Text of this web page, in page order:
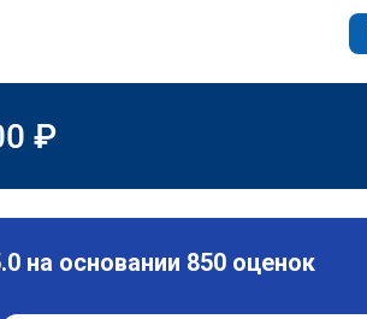
₽
на основании 850 оценок